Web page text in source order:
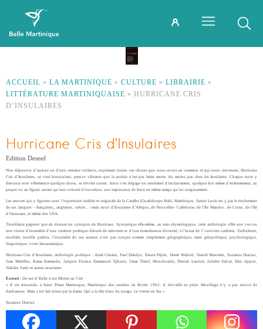
ACCUEIL » LA MARTINIQUE » CULTURE » LIBRAIRIE »
LITTÉRATURE MARTINIQUAISE » HURRICANE CRIS
D’INSULAIRES
Hurricane Cris d’Insulaires
Edition Desnel
Non dépourvu d’audace ou d’une certaine violence, exprimant toutes ces choses que nous avons en commun et qui nous traversent, Hurricane
Cris d’Insulaires, se veut bousculant, preuve vibrante que la poésie n’est pas lettre morte, du moins pas chez les Insulaires. Chaque texte y
dénonce avec véhémence quelque chose, se révolte contre. Ainsi s’en dégage un sentiment d’enclavement, quelque fois même d’enfermement, au
propre ou au figuré, autant qu’une volonté d’ouverture, une impression de force en même temps qu’un surgissement.
Les œuvres qui y figurent sont l’expression inédite et originale de la Caraïbe (Guadeloupe Haïti, Martinique, Sainte Lucie etc.), par le truchement
de ses langues – françaises,, anglaises, créole…- mais aussi d’Insulaires d’Afrique, de Nouvelles- Calédonie, de l’Ile Maurice , de Corse, de l’Ile
d’Ouessant, et même des USA.
Troublante gageure que de donner un synopsis de Hurricane. Synoptique elle-même, au sens étymologique, cette anthologie offre une vue ou
une vision d’ensemble d’une création poétique dénuée de mièvrerie et d’une tumultueuse diversité, à l’instar de l’ »univers caribéen. Turbulente,
troublée, trouble parfois, l’insularité de ses auteurs n’est pas conçue comme simplement géographique, mais géopolitique, psychologique,
linguistique, voire fantasmatique.
Hurricane Cris d’Insulaires, anthologie poétique : Aimé Césaire, Paul Dakéyo, Ernest Pépin, Derek Walcott, Daniel Maximin, Suzanne Dracius,
Jean Metellus, Kama Kamanda, Jacques Fusina, Emmanuel Tjibaou, Umar Timol, Monchoachi, Denizé Lauture, Juliette Salvat, Max rippon,
Nabiles Farès et autres insulaires
Extrait : De rue d’ Enfer à rue Monte au Ciel
« Il est descendu à Saint Pierre Martinique, Martinique des cendres en février 1902. A drivaillé en plein Mouillage n’y a pas trouvé de
daubannes. Mais s’est fait toiser par la dame. Qui a la tête dans les nuage. Le ventre en feu »
Suzanne Dracius